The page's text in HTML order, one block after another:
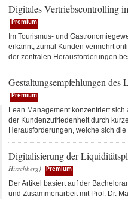
Digitales Vertriebscontrolling
Premium
Im Tourismus- und
erkannt, zumal Kunden vermehrt
der zentralen Herausforderungen
Gestaltungsempfehlungen des
Premium
Lean Management konzentriert
der Kundenzufriedenheit durch
Herausforderungen, welche sich
Digitalisierung der
Hirschberg)
Premium
Der Artikel basiert auf der
und Zusammenarbeit mit Prof. Dr.